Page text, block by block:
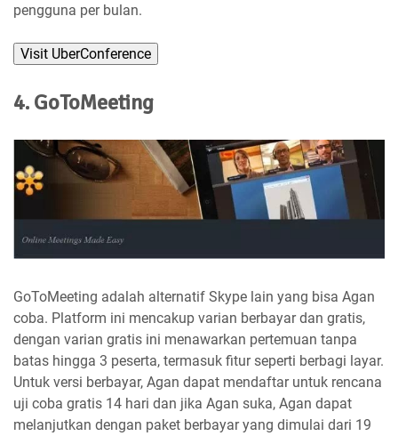
pengguna per bulan.
Visit UberConference
4. GoToMeeting
GoToMeeting adalah alternatif Skype lain yang bisa Agan
coba. Platform ini mencakup varian berbayar dan gratis,
dengan varian gratis ini menawarkan pertemuan tanpa
batas hingga 3 peserta, termasuk fitur seperti berbagi layar.
Untuk versi berbayar, Agan dapat mendaftar untuk rencana
uji coba gratis 14 hari dan jika Agan suka, Agan dapat
melanjutkan dengan paket berbayar yang dimulai dari 19